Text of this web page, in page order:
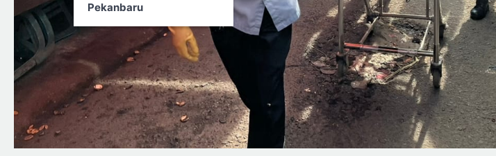
Pekanbaru